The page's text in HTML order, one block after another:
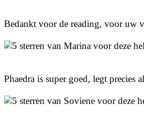
Bedankt voor de reading, voor uw
Phaedra is super goed, legt precies